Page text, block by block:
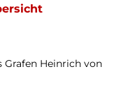
Grafen Heinrich von